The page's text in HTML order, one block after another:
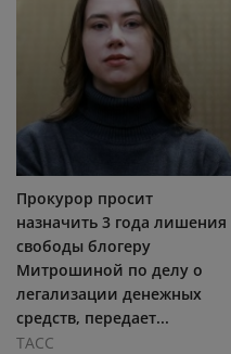
Прокурор просит
назначить 3 года лишения
свободы блогеру
Митрошиной по делу о
легализации денежных
средств, передает...
ТАСС